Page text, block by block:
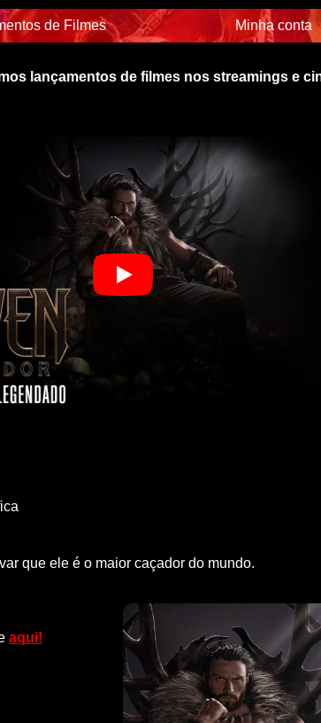
de Filmes Minha conta
lançamentos de filmes nos streamings e
que ele é o maior caçador do mundo.
aqui!